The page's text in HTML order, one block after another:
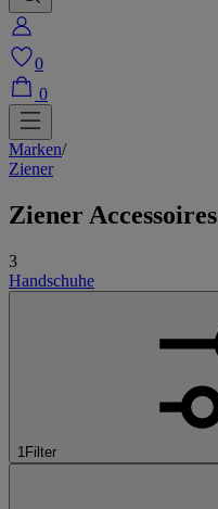
0
0
Marken/
Ziener
Ziener Accessoires
3
Handschuhe
1 Filter